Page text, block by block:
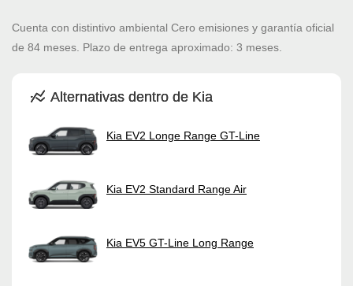
Cuenta con distintivo ambiental Cero emisiones y garantía oficial
de 84 meses. Plazo de entrega aproximado: 3 meses.
Alternativas dentro de Kia
Kia EV2 Longe Range GT-Line
Kia EV2 Standard Range Air
Kia EV5 GT-Line Long Range